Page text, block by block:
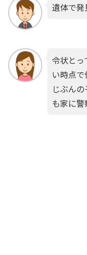
遺体で
令状とっ
い時点
じぶん
も家に